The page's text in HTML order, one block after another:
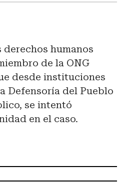
humanos
de la ONG
desde instituciones
Defensoría del Pueblo
se intentó
en el caso.